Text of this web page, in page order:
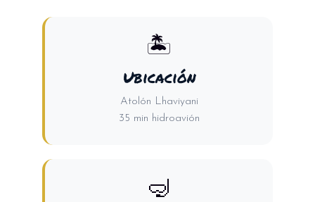
🏝️
Ubicación
Atolón Lhaviyani
35 min hidroavión
🤿